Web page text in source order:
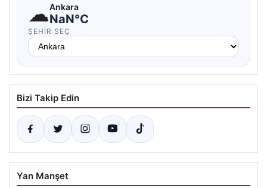
☁Ankara
NaN°C
ŞEHIR SEÇ
Bizi Takip Edin
Yan Manşet